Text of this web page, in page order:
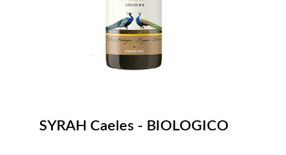
SYRAH Caeles - BIOLOGICO